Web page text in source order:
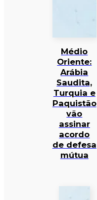
Médio
Oriente:
Arábia
Saudita,
Turquia e
Paquistão
vão
assinar
acordo
de defesa
mútua